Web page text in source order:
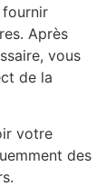
Après
vous
de la
votre
des